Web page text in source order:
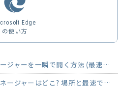
Edge
の使い方
【Windows11】 タスクマネージャーを一瞬で開く方法 (最速ショートカット)
【Windows11】 デバイスマネージャーはどこ? 場所と最速で開く方法